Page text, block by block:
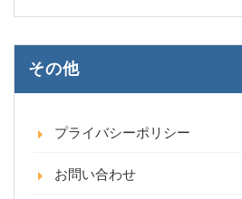
その他
プライバシーポリシー
お問い合わせ